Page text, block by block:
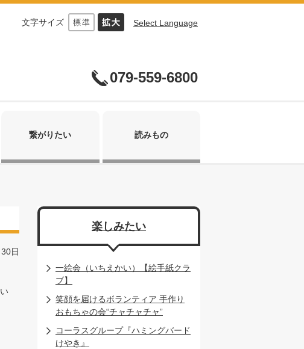
文字サイズ Select Language
079-559-6800
繋がりたい 読みもの
日
楽しみたい
一絵会（いちえかい）【絵手紙クラ
ブ】
笑顔を届けるボランティア 手作り
おもちゃの会“チャチャチャ”
コーラスグループ『ハミングバード
けやき』